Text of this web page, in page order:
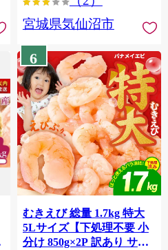
宮城県気仙沼市
6
むきえび 総量 1.7kg 特大
5Lサイズ【下処理不要 小
分け 850g×2P 訳あり サイ